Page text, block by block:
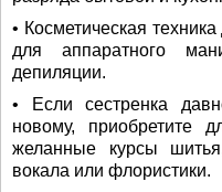
• Косметическая
для аппаратного
депиляции.
• Если сестренка
новому, приобретите
желанные курсы
вокала или флористики.